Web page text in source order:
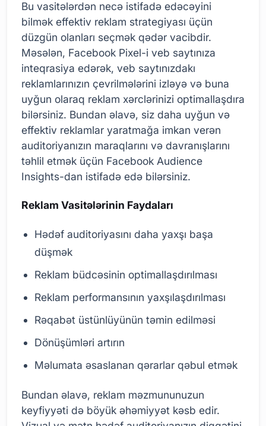
Bu vasitələrdən necə istifadə edəcəyini
bilmək effektiv reklam strategiyası üçün
düzgün olanları seçmək qədər vacibdir.
Məsələn, Facebook Pixel-i veb saytınıza
inteqrasiya edərək, veb saytınızdakı
reklamlarınızın çevrilmələrini izləyə və buna
uyğun olaraq reklam xərclərinizi optimallaşdıra
bilərsiniz. Bundan əlavə, siz daha uyğun və
effektiv reklamlar yaratmağa imkan verən
auditoriyanızın maraqlarını və davranışlarını
təhlil etmək üçün Facebook Audience
Insights-dan istifadə edə bilərsiniz.
Reklam Vasitələrinin Faydaları
Hədəf auditoriyasını daha yaxşı başa
düşmək
Reklam büdcəsinin optimallaşdırılması
Reklam performansının yaxşılaşdırılması
Rəqabət üstünlüyünün təmin edilməsi
Dönüşümləri artırın
Məlumata əsaslanan qərarlar qəbul etmək
Bundan əlavə, reklam məzmununuzun
keyfiyyəti də böyük əhəmiyyət kəsb edir.